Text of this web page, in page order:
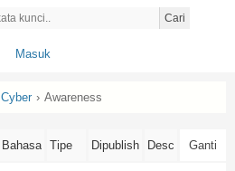
Cari
Masuk
Cyber › Awareness